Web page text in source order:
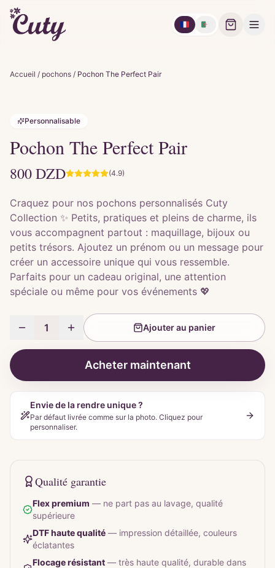
🇫🇷 🇩🇿
Accueil / pochons / Pochon The Perfect Pair
Personnalisable
Pochon The Perfect Pair
800DZD (4.9)
Craquez pour nos pochons personnalisés Cuty
Collection ✨ Petits, pratiques et pleins de charme, ils
vous accompagnent partout : maquillage, bijoux ou
petits trésors. Ajoutez un prénom ou un message pour
créer un accessoire unique qui vous ressemble.
Parfaits pour un cadeau original, une attention
spéciale ou même pour vos événements 💖
1 Ajouter au panier
Acheter maintenant
Envie de la rendre unique ?
Par défaut livrée comme sur la photo. Cliquez pour
personnaliser.
Qualité garantie
Flex premium — ne part pas au lavage, qualité
supérieure
DTF haute qualité — impression détaillée, couleurs
éclatantes
Flocage résistant — très haute qualité, durable dans